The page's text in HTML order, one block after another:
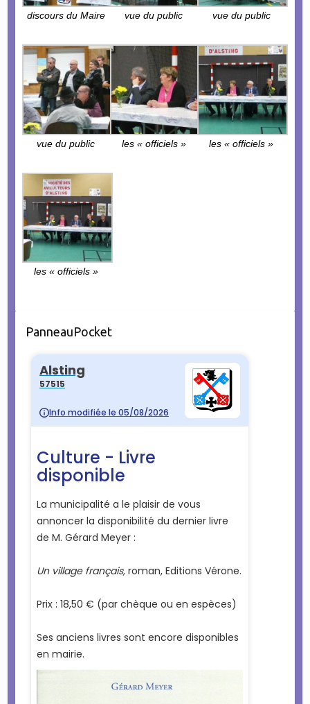
discours du Maire vue du public vue du public
vue du public les « officiels » les « officiels »
les « officiels »
PanneauPocket